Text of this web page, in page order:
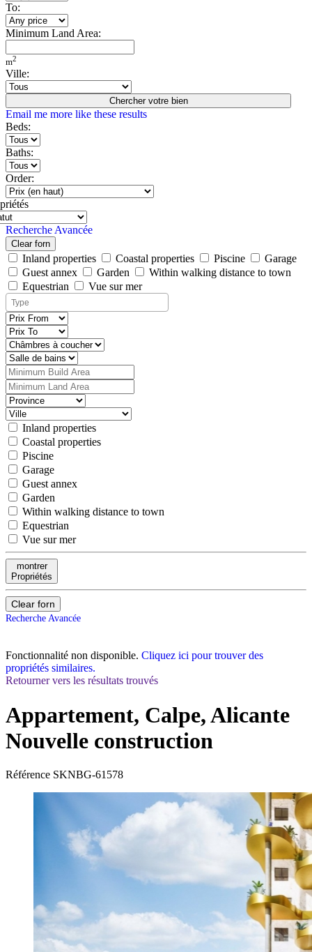
To:
Minimum Land Area:
m2
Ville:
Chercher votre bien
Email me more like these results
Beds:
Baths:
Order:
Recherche Avancée
Clear forn
Inland properties Coastal properties Piscine
Garage
Guest annex
Garden
Within walking distance to town
Equestrian
Vue sur mer
Inland properties
Coastal properties
Piscine
Garage
Guest annex
Garden
Within walking distance to town
Equestrian
Vue sur mer
montrer
Propriétés
Clear forn
Recherche Avancée
Fonctionnalité non disponible. Cliquez ici pour trouver des
propriétés similaires.
Retourner vers les résultats trouvés
Appartement, Calpe, Alicante
Nouvelle construction
Référence SKNBG-61578